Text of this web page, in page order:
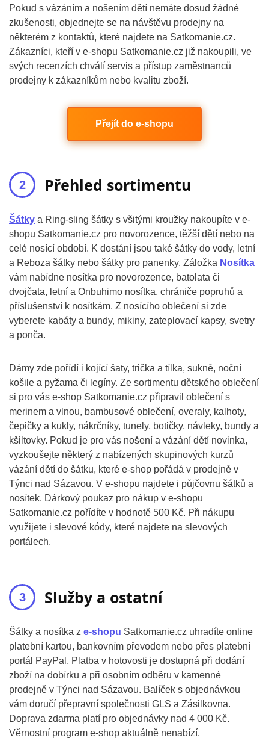
Pokud s vázáním a nošením dětí nemáte dosud žádné
zkušenosti, objednejte se na návštěvu prodejny na
některém z kontaktů, které najdete na Satkomanie.cz.
Zákazníci, kteří v e-shopu Satkomanie.cz již nakoupili, ve
svých recenzích chválí servis a přístup zaměstnanců
prodejny k zákazníkům nebo kvalitu zboží.
Přejít do e-shopu
Přehled sortimentu
Šátky a Ring-sling šátky s všitými kroužky nakoupíte v e-
shopu Satkomanie.cz pro novorozence, těžší dětí nebo na
celé nosící období. K dostání jsou také šátky do vody, letní
a Reboza šátky nebo šátky pro panenky. Záložka Nosítka
vám nabídne nosítka pro novorozence, batolata či
dvojčata, letní a Onbuhimo nosítka, chrániče popruhů a
příslušenství k nosítkám. Z nosícího oblečení si zde
vyberete kabáty a bundy, mikiny, zateplovací kapsy, svetry
a ponča.
Dámy zde pořídí i kojící šaty, trička a tílka, sukně, noční
košile a pyžama či legíny. Ze sortimentu dětského oblečení
si pro vás e-shop Satkomanie.cz připravil oblečení s
merinem a vlnou, bambusové oblečení, overaly, kalhoty,
čepičky a kukly, nákrčníky, tunely, botičky, návleky, bundy a
kšiltovky. Pokud je pro vás nošení a vázání dětí novinka,
vyzkoušejte některý z nabízených skupinových kurzů
vázání dětí do šátku, které e-shop pořádá v prodejně v
Týnci nad Sázavou. V e-shopu najdete i půjčovnu šátků a
nosítek. Dárkový poukaz pro nákup v e-shopu
Satkomanie.cz pořídíte v hodnotě 500 Kč. Při nákupu
využijete i slevové kódy, které najdete na slevových
portálech.
Služby a ostatní
Šátky a nosítka z e-shopu Satkomanie.cz uhradíte online
platební kartou, bankovním převodem nebo přes platební
portál PayPal. Platba v hotovosti je dostupná při dodání
zboží na dobírku a při osobním odběru v kamenné
prodejně v Týnci nad Sázavou. Balíček s objednávkou
vám doručí přepravní společnosti GLS a Zásilkovna.
Doprava zdarma platí pro objednávky nad 4 000 Kč.
Věrnostní program e-shop aktuálně nenabízí.